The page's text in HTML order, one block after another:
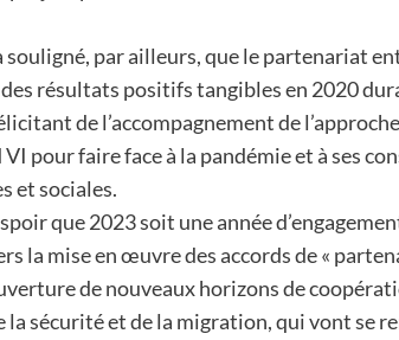
par ailleurs, que le partenariat
résultats positifs tangibles en 2020
de l’accompagnement de
pour faire face à la pandémie et à ses
et sociales.
que 2023 soit une année
la mise en œuvre des accords de «
de nouveaux horizons de
la sécurité et de la migration, qui vont se